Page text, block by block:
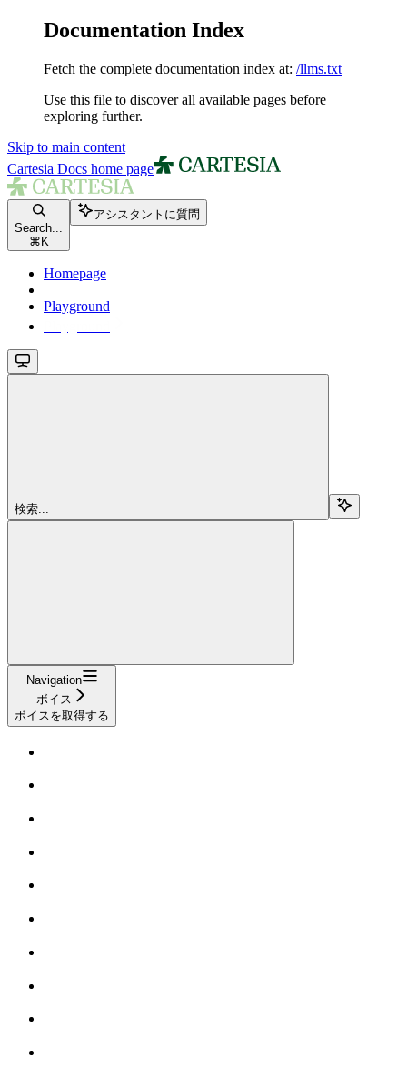
Documentation Index
Fetch the complete documentation index at: /llms.txt
Use this file to discover all available pages before
exploring further.
Skip to main content
Cartesia Docs home page
Search...
⌘ K
アシスタントに質問
Homepage
Playground
検索...
Navigation
ボイス
ボイスを取得する